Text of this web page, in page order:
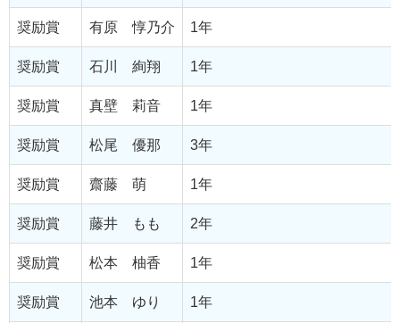
奨励賞 有原 惇乃介 1年
奨励賞 石川 絢翔 1年
奨励賞 真壁 莉音 1年
奨励賞 松尾 優那 3年
奨励賞 齋藤 萌 1年
奨励賞 藤井 もも 2年
奨励賞 松本 柚香 1年
奨励賞 池本 ゆり 1年